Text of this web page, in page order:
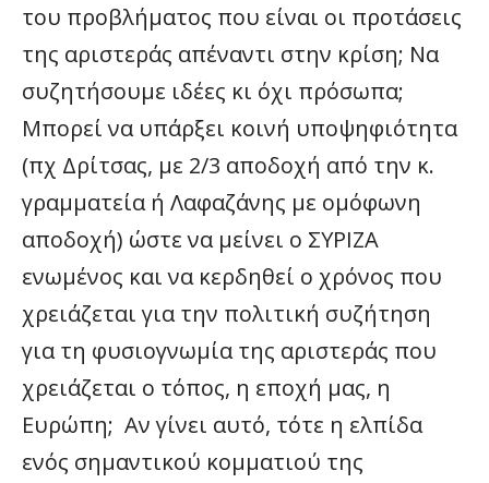
του προβλήματος που είναι οι προτάσεις
της αριστεράς απέναντι στην κρίση; Να
συζητήσουμε ιδέες κι όχι πρόσωπα;
Μπορεί να υπάρξει κοινή υποψηφιότητα
(πχ Δρίτσας, με 2/3 αποδοχή από την κ.
γραμματεία ή Λαφαζάνης με ομόφωνη
αποδοχή) ώστε να μείνει ο ΣΥΡΙΖΑ
ενωμένος και να κερδηθεί ο χρόνος που
χρειάζεται για την πολιτική συζήτηση
για τη φυσιογνωμία της αριστεράς που
χρειάζεται ο τόπος, η εποχή μας, η
Ευρώπη; Αν γίνει αυτό, τότε η ελπίδα
ενός σημαντικού κομματιού της